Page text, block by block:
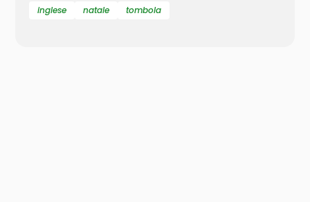
inglese natale tombola